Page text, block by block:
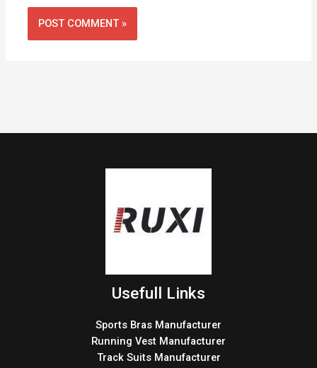
Usefull Links
Sports Bras Manufacturer
Running Vest Manufacturer
Track Suits Manufacturer